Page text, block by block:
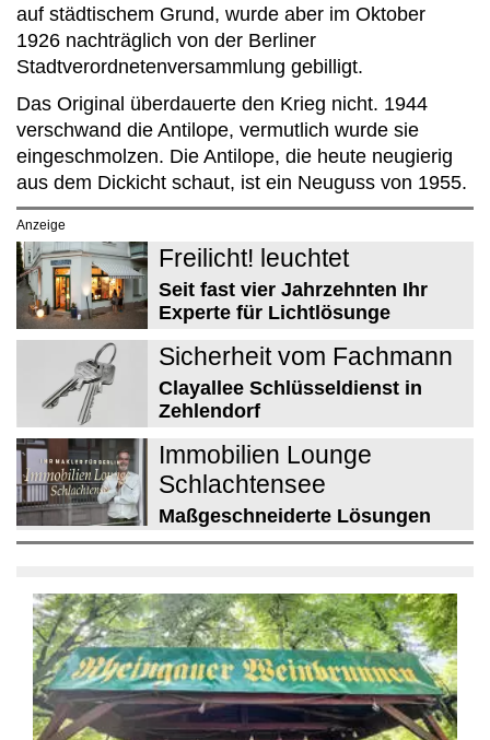
auf städtischem Grund, wurde aber im Oktober
1926 nachträglich von der Berliner
Stadtverordnetenversammlung gebilligt.
Das Original überdauerte den Krieg nicht. 1944
verschwand die Antilope, vermutlich wurde sie
eingeschmolzen. Die Antilope, die heute neugierig
aus dem Dickicht schaut, ist ein Neuguss von 1955.
Anzeige
Freilicht! leuchtet
Seit fast vier Jahrzehnten Ihr
Experte für Lichtlösunge
Sicherheit vom Fachmann
Clayallee Schlüsseldienst in
Zehlendorf
Immobilien Lounge
Schlachtensee
Maßgeschneiderte Lösungen